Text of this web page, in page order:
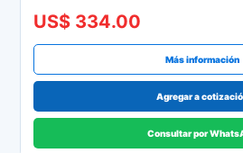
US$ 334.00
Más información
Agregar a
Consultar por